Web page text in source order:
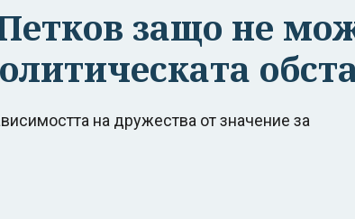
защо не
на дружества от значение за